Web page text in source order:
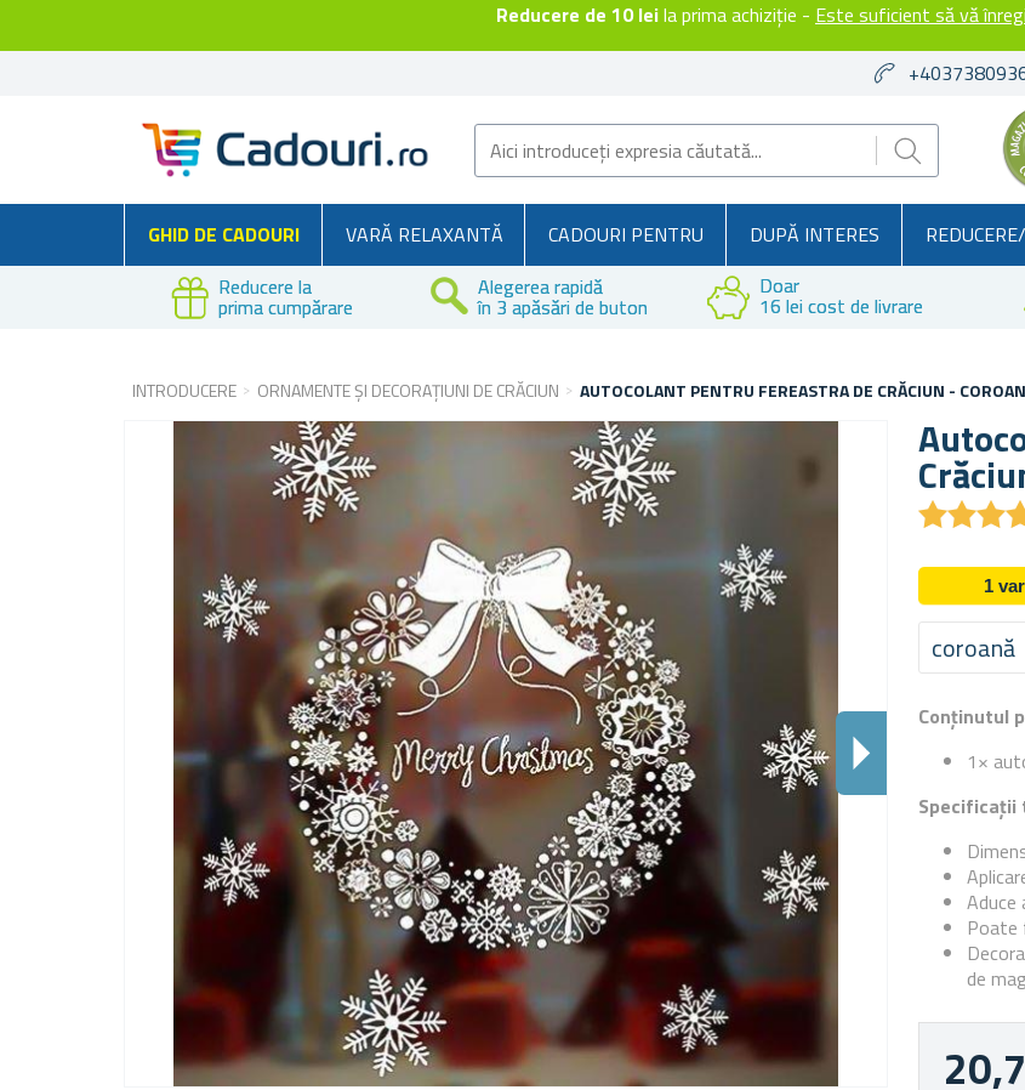
Reducere de 10 leila prima achiziție - Este suficient să vă
GHID DE CADOURI VARĂ RELAXANTĂ CADOURI PENTRU DUPĂ INTERES
Reducere la
prima cumpărare
Alegerea rapidă
în 3 apăsări de buton
Doar
16 lei cost de livrare
INTRODUCERE ORNAMENTE ȘI DECORAȚIUNI DE CRĂCIUN AUTOCOLANT PENTRU FEREASTRA DE CRĂCIUN -
★★★
★★★
1
coroană
Conținutul
1×
Specificații
Aduce
Poate
de